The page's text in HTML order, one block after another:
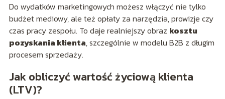
Do wydatków marketingowych możesz włączyć nie tylko
budżet mediowy, ale też opłaty za narzędzia, prowizje czy
czas pracy zespołu. To daje realniejszy obraz kosztu
pozyskania klienta, szczególnie w modelu B2B z długim
procesem sprzedaży.
Jak obliczyć wartość życiową klienta
(LTV)?